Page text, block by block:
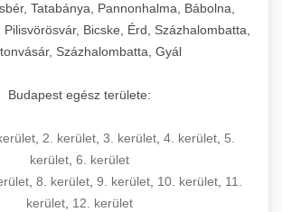
Tatabánya, Pannonhalma, Bábolna,
Bicske, Érd, Százhalombatta,
Százhalombatta, Gyál
Budapest egész területe:
2. kerület 3. kerület 4. kerület 5.
kerület 6. kerület
, 8. kerület, 9. kerület, 10. kerület, 11.
kerület 12. kerület